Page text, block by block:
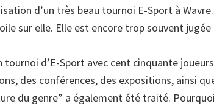
d’un très beau tournoi E-Sport à
sur elle. Elle est encore trop souvent
d’E-Sport avec cent cinquante
des conférences, des expositions, ainsi
du genre” a également été traité.